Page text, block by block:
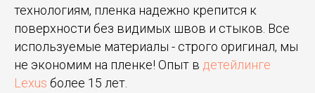
технологиям, пленка надежно крепится к
поверхности без видимых швов и стыков. Все
используемые материалы - строго оригинал, мы
не экономим на пленке! Опыт в детейлинге
Lexus более 15 лет.